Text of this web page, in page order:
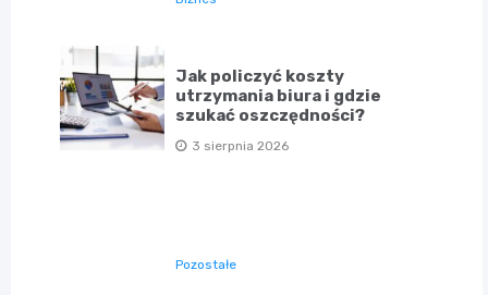
Jak policzyć koszty
utrzymania biura i gdzie
szukać oszczędności?
3 sierpnia 2026
Pozostałe